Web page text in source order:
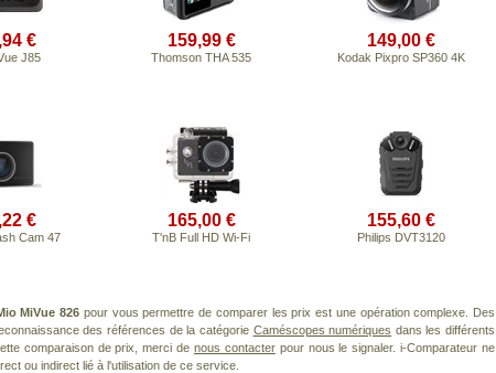
€
J85
159,99 €
Thomson THA 535
149,00 €
Kodak Pixpro SP360 4K
€
Cam 47
165,00 €
T'nB Full HD Wi-Fi
155,60 €
Philips DVT3120
MiVue 826 pour vous permettre de comparer les prix est une opération complexe. Des
des références de la catégorie Caméscopes numériques dans les différents
comparaison de prix, merci de nous contacterpour nous le signaler. i-Comparateur ne
ou indirect lié à l'utilisation de ce service.